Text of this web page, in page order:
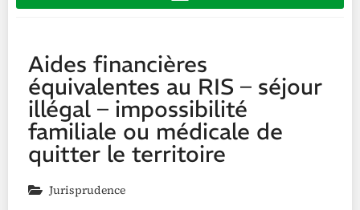
Aides financières
équivalentes au RIS – séjour
illégal – impossibilité
familiale ou médicale de
quitter le territoire
Jurisprudence